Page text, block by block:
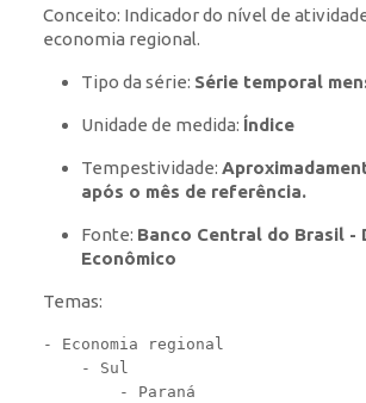
Conceito: Indicador do nível de
economia regional.
Tipo da série: Série temporal
Unidade de medida: Índice
Tempestividade:
após o mês de referência.
Fonte: Banco Central do Brasil -
Econômico
Temas:
- Economia regional
    - Sul
        - Paraná